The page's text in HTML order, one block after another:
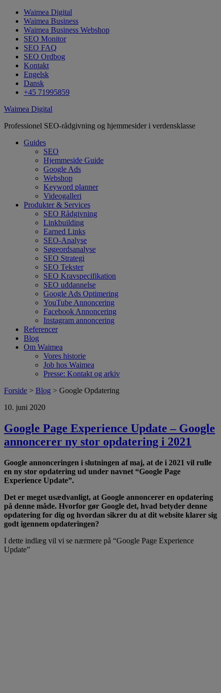
Waimea Digital
Waimea Business
Waimea Business Webshop
SEO Monitor
SEO FAQ
SEO Ordbog
Kontakt
Engelsk
Dansk
+45 71995859
Waimea Digital
Professionel SEO-rådgivning og hjemmesider i verdensklasse
Guides
SEO
Hjemmeside Guide
Google Ads
Webshop
Keyword planner
Videogalleri
Produkter & Services
SEO Rådgivning
Linkbuilding
Earned Links
SEO-Analyse
Søgeordsanalyse
SEO Strategi
SEO Tekster
SEO Kravspecifikation
SEO uddannelse
Google Ads Optimering
YouTube Annoncering
Facebook Annoncering
Instagram annoncering
Referencer
Blog
Om Waimea
Vores historie
Job hos Waimea
Presse: Kontakt og arkiv
Forside > Blog > Google Opdatering
10. juni 2020
Google Page Experience Update – Google
annoncerer ny stor opdatering i 2021
Google annonceringen i slutningen af maj, at de i 2021 vil rulle
en ny stor opdatering ud under navnet “Google Page
Experience Update”.
Det er meget usædvanligt, at Google annoncerer en opdatering
på denne måde. Hvorfor gør Google det, hvad betyder denne
opdatering for dig og hvordan sikrer du at dit website klarer sig
godt igennem opdateringen?
I dette indlæg vil vi se nærmere på “Google Page Experience
Update”